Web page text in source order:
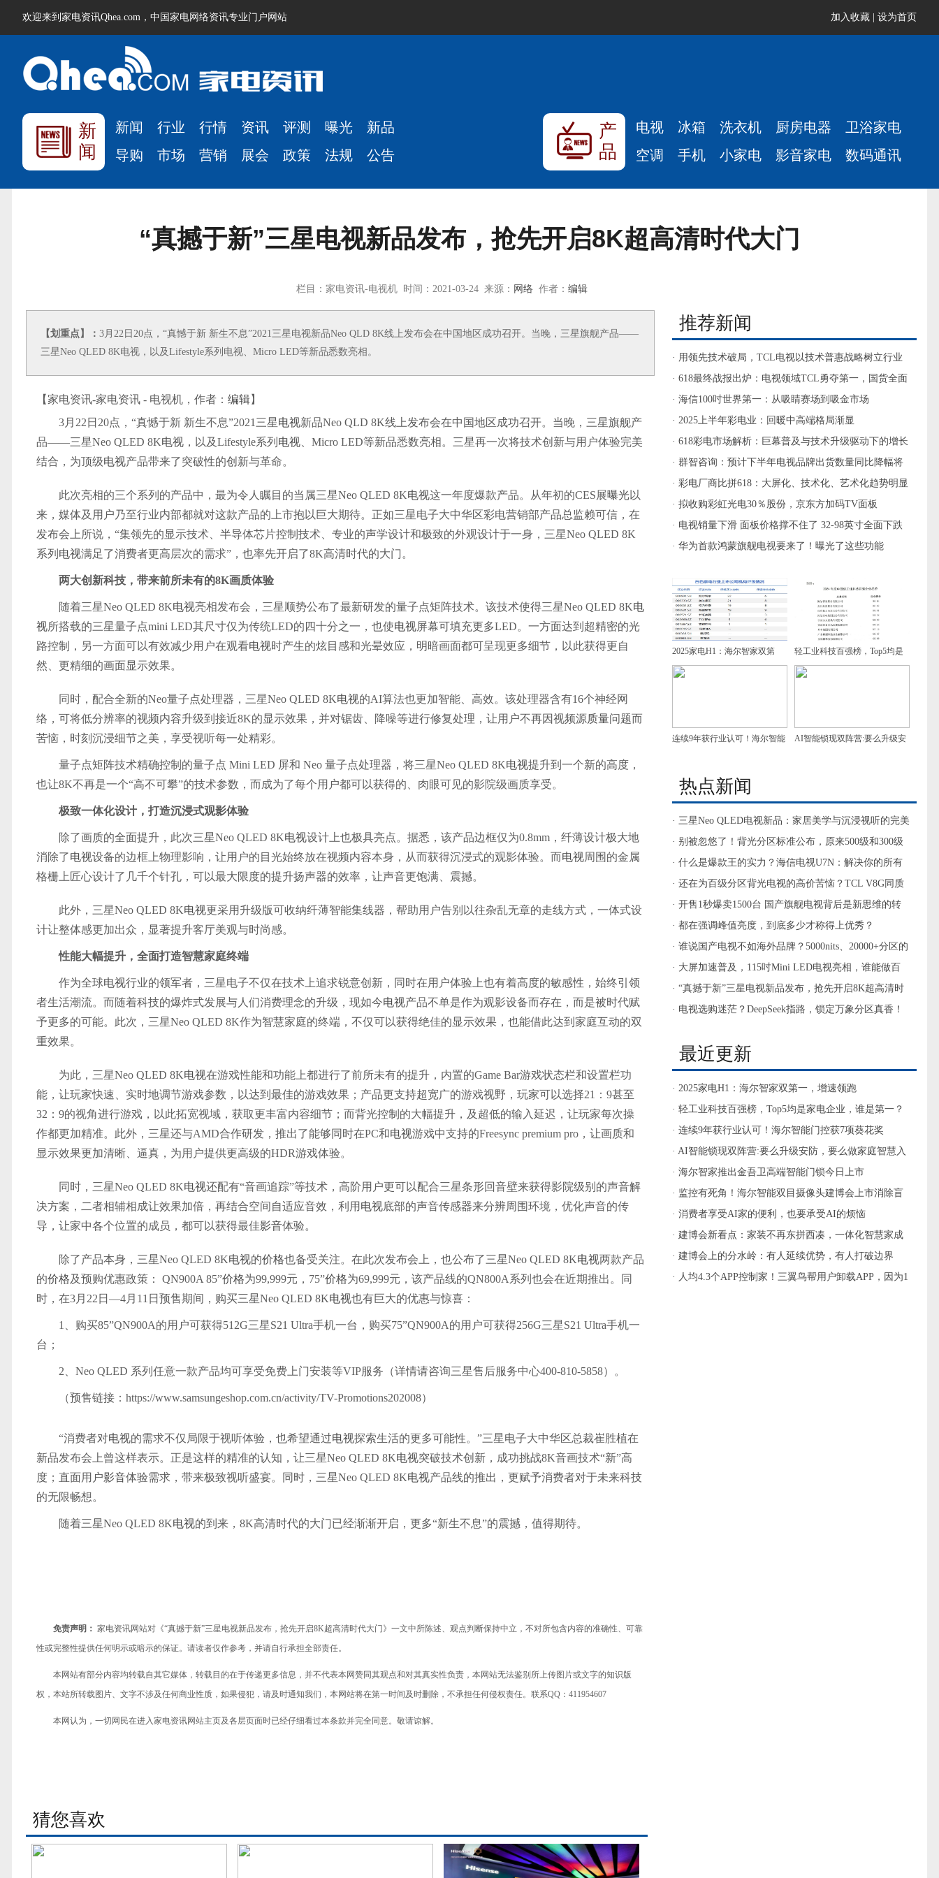
欢迎来到家电资讯Qhea.com，中国家电网络资讯专业门户网站 加入收藏 设为首页
新
闻
新闻 行业 行情 资讯 评测 曝光
新品
导购
市场 营销 展会 政策 法规 公告
产
品
电视 冰箱 洗衣机 厨房电器
卫浴家电
空调
手机 小家电 影音家电 数码通讯
“真撼于新”三星电视新品发布，抢先开启8K超高清时代大门
栏目：家电资讯-电视机 时间：2021-03-24 来源： 网络作者： 编辑
【划重点】： 3月22日20点，“真憾于新 新生不息”2021三星电视新品Neo QLD 8K线上发布会在中国地区成功召开。当晚，三星旗舰产品——
三星Neo QLED 8K电视，以及Lifestyle系列电视、Micro LED等新品悉数亮相。
【家电资讯-家电资讯 - 电视机，作者： 编辑】
3月22日20点，“真憾于新 新生不息”2021三星电视新品Neo QLD 8K线上发布会在中国地区成功召开。当晚，三星旗舰产
品——三星Neo QLED 8K电视 ，以及Lifestyle系列 电视 、Micro LED等新品悉数亮相。三星再一次将技术创新与用户体验完美
结合，为顶级电视产品带来了突破性的创新与革命。
此次亮相的三个系列的产品中，最为令人瞩目的当属三星Neo QLED 8K电视这一年度爆款产品。从年初的CES展曝光以
来，媒体及用户乃至行业内部都就对这款产品的上市抱以巨大期待。正如三星电子大中华区彩电营销部产品总监赖可信，在
发布会上所说，“集领先的显示技术、半导体芯片控制技术、专业的声学设计和极致的外观设计于一身，三星Neo QLED 8K
系列 电视满足了消费者更高层次的需求”，也率先开启了8K高清时代的大门。
两大创新科技，带来前所未有的8K画质体验
随着三星Neo QLED 8K电视亮相发布会，三星顺势公布了最新研发的量子点矩阵技术。该技术使得三星Neo QLED 8K电
视所搭载的三星量子点mini LED其尺寸仅为传统LED的四十分之一，也使电视屏幕可填充更多LED。一方面达到超精密的光
路控制，另一方面可以有效减少用户在观看电视时产生的炫目感和光晕效应，明暗画面都可呈现更多细节，以此获得更自
然、更精细的画面显示效果。
同时，配合全新的Neo量子点处理器，三星Neo QLED 8K电视的AI算法也更加智能、高效。该处理器含有16个神经网
络，可将低分辨率的视频内容升级到接近8K的显示效果，并对锯齿、降噪等进行修复处理，让用户不再因视频源质量问题而
苦恼，时刻沉浸细节之美，享受视听每一处精彩。
量子点矩阵技术精确控制的量子点 Mini LED 屏和 Neo 量子点处理器，将三星Neo QLED 8K电视提升到一个新的高度，
也让8K不再是一个“高不可攀”的技术参数，而成为了每个用户都可以获得的、肉眼可见的影院级画质享受。
极致一体化设计 ， 打造沉浸式观影体验
除了画质的全面提升，此次三星Neo QLED 8K电视设计上也极具亮点。据悉，该产品边框仅为0.8mm，纤薄设计极大地
消除了电视设备的边框上物理影响，让用户的目光始终放在视频内容本身，从而获得沉浸式的观影体验。而电视周围的金属
格栅上匠心设计了几千个针孔，可以最大限度的提升扬声器的效率，让声音更饱满、震撼。
此外，三星Neo QLED 8K电视更采用升级版可收纳纤薄智能集线器，帮助用户告别以往杂乱无章的走线方式，一体式设
计让整体感更加出众，显著提升客厅美观与时尚感。
性能大幅提升 ， 全面打造智慧家庭终端
作为全球电视行业的领军者，三星电子不仅在技术上追求锐意创新，同时在用户体验上也有着高度的敏感性，始终引领
者生活潮流。而随着科技的爆炸式发展与人们消费理念的升级，现如今电视产品不单是作为观影设备而存在，而是被时代赋
予更多的可能。此次，三星Neo QLED 8K作为智慧家庭的终端，不仅可以获得绝佳的显示效果，也能借此达到家庭互动的双
重效果。
为此，三星Neo QLED 8K电视在游戏性能和功能上都进行了前所未有的提升，内置的Game Bar游戏状态栏和设置栏功
能，让玩家快速、实时地调节游戏参数，以达到最佳的游戏效果；产品更支持超宽广的游戏视野，玩家可以选择21：9甚至
32：9的视角进行游戏，以此拓宽视域，获取更丰富内容细节；而背光控制的大幅提升，及超低的输入延迟，让玩家每次操
作都更加精准。此外，三星还与AMD合作研发，推出了能够同时在PC和电视游戏中支持的Freesync premium pro，让画质和
显示效果更加清晰、逼真，为用户提供更高级的HDR游戏体验。
同时，三星Neo QLED 8K电视还配有“音画追踪”等技术，高阶用户更可以配合三星条形回音壁来获得影院级别的声音解
决方案，二者相辅相成让效果加倍，再结合空间自适应音效，利用 电视底部的声音传感器来分辨周围环境，优化声音的传
导，让家中各个位置的成员，都可以获得最佳影音体验。
除了产品本身，三星Neo QLED 8K电视的价格也备受关注。在此次发布会上，也公布了三星Neo QLED 8K电视两款产品
的价格及预购优惠政策： QN900A 85”价格为99,999元，75”价格为69,999元，该产品线的QN800A系列也会在近期推出。同
时，在3月22日—4月11日预售期间，购买三星Neo QLED 8K电视也有巨大的优惠与惊喜：
1、购买85”QN900A的用户可获得512G三星S21 Ultra手机一台，购买75”QN900A的用户可获得256G三星S21 Ultra手机一
台；
2、Neo QLED 系列任意一款产品均可享受免费上门安装等VIP服务（详情请咨询三星售后服务中心400-810-5858）。
（预售链接：https://www.samsungeshop.com.cn/activity/TV-Promotions202008）
“消费者对电视的需求不仅局限于视听体验，也希望通过电视探索生活的更多可能性。”三星电子大中华区总裁崔胜植在
新品发布会上曾这样表示。正是这样的精准的认知，让三星Neo QLED 8K电视突破技术创新，成功挑战8K音画技术“新”高
度；直面用户影音体验需求，带来极致视听盛宴。同时，三星Neo QLED 8K电视产品线的推出，更赋予消费者对于未来科技
的无限畅想。
随着三星Neo QLED 8K电视的到来，8K高清时代的大门已经渐渐开启，更多“新生不息”的震撼，值得期待。
免责声明： 家电资讯网站对《“真撼于新”三星电视新品发布，抢先开启8K超高清时代大门》一文中所陈述、观点判断保持中立，不对所包含内容的准确性、可靠
性或完整性提供任何明示或暗示的保证。请读者仅作参考，并请自行承担全部责任。
本网站有部分内容均转载自其它媒体，转载目的在于传递更多信息，并不代表本网赞同其观点和对其真实性负责，本网站无法鉴别所上传图片或文字的知识版
权，本站所转载图片、文字不涉及任何商业性质，如果侵犯，请及时通知我们，本网站将在第一时间及时删除，不承担任何侵权责任。联系QQ：411954607
本网认为，一切网民在进入家电资讯网站主页及各层页面时已经仔细看过本条款并完全同意。敬请谅解。
猜您喜欢
推荐新闻
· 用领先技术破局，TCL电视以技术普惠战略树立行业
标杆
· 618最终战报出炉：电视领域TCL勇夺第一，国货全面
霸榜
· 海信100吋世界第一：从吸睛赛场到吸金市场
· 2025上半年彩电业：回暖中高端格局渐显
· 618彩电市场解析：巨幕普及与技术升级驱动下的增长
与挑战
· 群智咨询：预计下半年电视品牌出货数量同比降幅将
呈现扩大之势
· 彩电厂商比拼618：大屏化、技术化、艺术化趋势明显
结构升级需保持
· 拟收购彩虹光电30％股份，京东方加码TV面板
· 电视销量下滑 面板价格撑不住了 32-98英寸全面下跌
· 华为首款鸿蒙旗舰电视要来了！曝光了这些功能
2025家电H1：海尔智家双第
一，增速领跑
轻工业科技百强榜，Top5均是
家电企业，谁是第一？
连续9年获行业认可！海尔智能 AI智能锁现双阵营:要么升级安
热点新闻
· 三星Neo QLED电视新品：家居美学与沉浸视听的完美
融合
· 别被忽悠了！背光分区标准公布，原来500级和300级
体验没差距
· 什么是爆款王的实力？海信电视U7N：解决你的所有
影音需求
· 还在为百级分区背光电视的高价苦恼？TCL V8G同质
价更香！
· 开售1秒爆卖1500台 国产旗舰电视背后是新思维的转
变
· 都在强调峰值亮度，到底多少才称得上优秀？
· 谁说国产电视不如海外品牌？5000nits、20000+分区的
电视你见过没？
· 大屏加速普及，115吋Mini LED电视亮相，谁能做百
吋以上第一品牌？
· “真撼于新”三星电视新品发布，抢先开启8K超高清时
代大门
· 电视选购迷茫？DeepSeek指路，锁定万象分区真香！
最近更新
· 2025家电H1：海尔智家双第一，增速领跑
· 轻工业科技百强榜，Top5均是家电企业，谁是第一？
· 连续9年获行业认可！海尔智能门控获7项葵花奖
· AI智能锁现双阵营:要么升级安防，要么做家庭智慧入
口
· 海尔智家推出金吾卫高端智能门锁今日上市
· 监控有死角！海尔智能双目摄像头建博会上市消除盲
区
· 消费者享受AI家的便利，也要承受AI的烦恼
· 建博会新看点：家装不再东拼西凑，一体化智慧家成
主流
· 建博会上的分水岭：有人延续优势，有人打破边界
· 人均4.3个APP控制家！三翼鸟帮用户卸载APP，因为1